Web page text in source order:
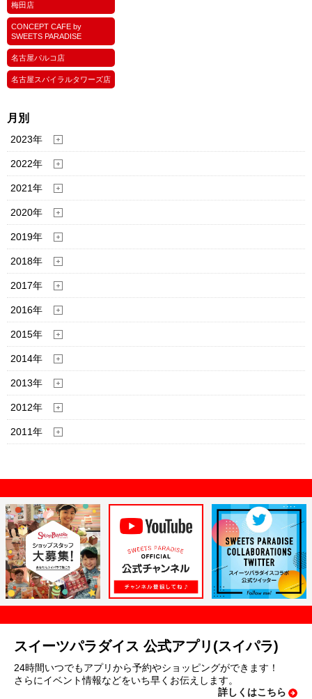
梅田店
CONCEPT CAFE by
SWEETS PARADISE
名古屋パルコ店
名古屋スパイラルタワーズ店
月別
2023年
2022年
2021年
2020年
2019年
2018年
2017年
2016年
2015年
2014年
2013年
2012年
2011年
スイーツパラダイス 公式アプリ(スイパラ)
24時間いつでもアプリから予約やショッピングができます！
さらにイベント情報などをいち早くお伝えします。
詳しくはこちら